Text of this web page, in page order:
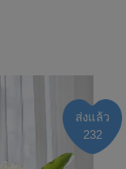
ส่งแล้ว
232